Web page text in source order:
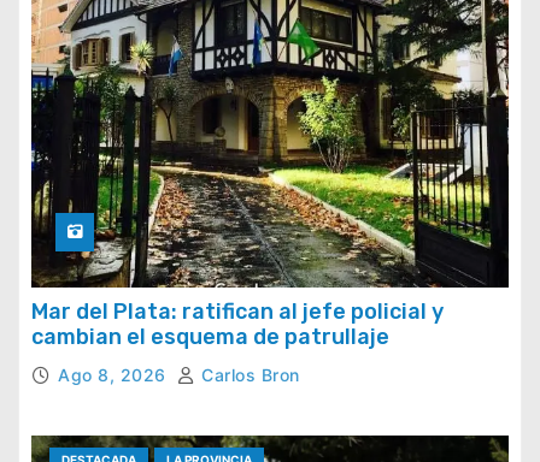
Mar del Plata: ratifican al jefe policial y
cambian el esquema de patrullaje
Ago 8, 2026 Carlos Bron